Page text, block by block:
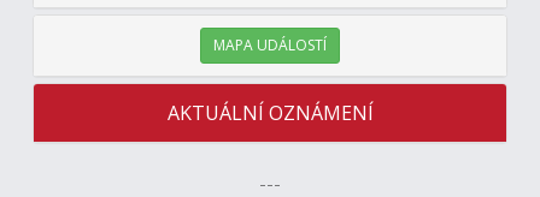
MAPA UDÁLOSTÍ
AKTUÁLNÍ OZNÁMENÍ
---